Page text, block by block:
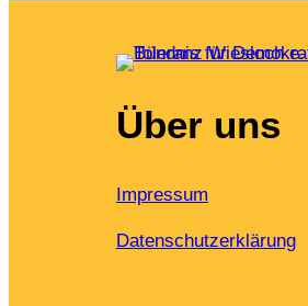
Über uns
Impressum
Datenschutzerklärung